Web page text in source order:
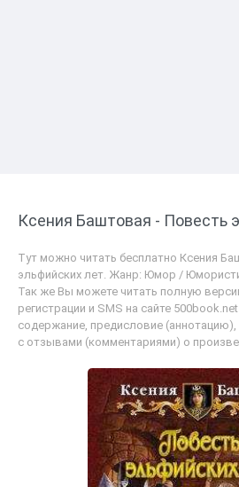
Ксения Баштовая - Повесть
Тут можно читать бесплатно Ксения
эльфийских лет. Жанр: Юмор /
Так же Вы можете читать полную
регистрации и SMS на сайте
содержание, предисловие (аннотацию),
с отзывами (комментариями) о